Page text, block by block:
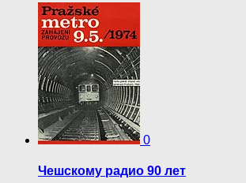
0
Чешскому радио 90 лет